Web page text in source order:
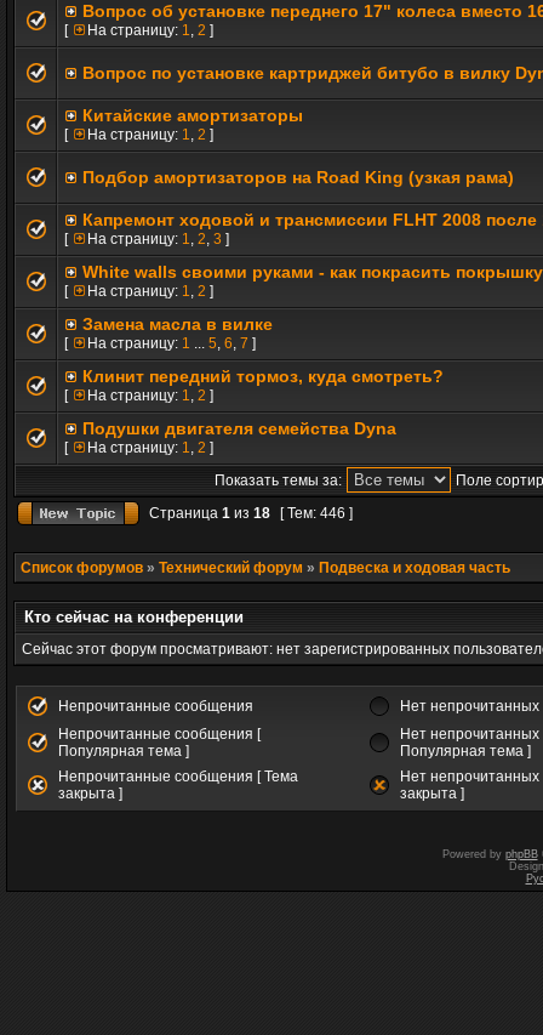
Вопрос об установке переднего 17" колеса вместо
[ На страницу: 1, 2 ]
Вопрос по установке картриджей битубо в вилку
Китайские амортизаторы
[ На страницу: 1, 2 ]
Подбор амортизаторов на Road King (узкая рама)
Капремонт ходовой и трансмиссии FLHT 2008 после
[ На страницу: 1, 2, 3 ]
White walls своими руками - как покрасить покрышку
[ На страницу: 1, 2 ]
Замена масла в вилке
[ На страницу: 1 ... 5, 6, 7 ]
Клинит передний тормоз, куда смотреть?
[ На страницу: 1, 2 ]
Подушки двигателя семейства Dyna
[ На страницу: 1, 2 ]
Показать темы за:
Поле
Страница 1 из 18 [ Тем: 446 ]
Список форумов » Технический форум » Подвеска и ходовая часть
Кто сейчас на конференции
Сейчас этот форум просматривают: нет зарегистрированных
Непрочитанные сообщения
Нет
Непрочитанные сообщения [
Популярная тема ]
Нет
Популярная тема ]
Непрочитанные сообщения [ Тема
закрыта ]
Нет
закрыта ]
Powered by phpBB